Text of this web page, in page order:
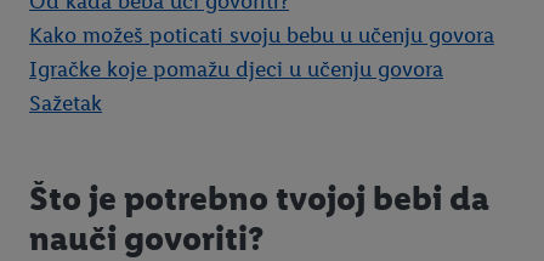
Kako možeš poticati svoju bebu u učenju govora
Igračke koje pomažu djeci u učenju govora
Sažetak
Što je potrebno tvojoj bebi da
nauči govoriti?